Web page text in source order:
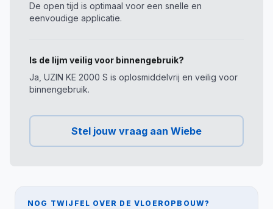
De open tijd is optimaal voor een snelle en
eenvoudige applicatie.
Is de lijm veilig voor binnengebruik?
Ja, UZIN KE 2000 S is oplosmiddelvrij en veilig voor
binnengebruik.
Stel jouw vraag aan Wiebe
NOG TWIJFEL OVER DE VLOEROPBOUW?